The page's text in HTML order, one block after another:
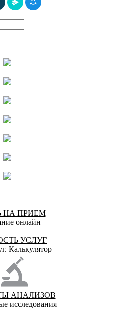
НА ПРИЕМ
онлайн
УСЛУГ
Калькулятор
АНАЛИЗОВ
исследования